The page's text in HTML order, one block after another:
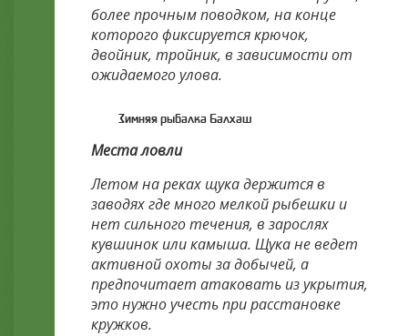
более прочным поводком, на конце
которого фиксируется крючок,
двойник, тройник, в зависимости от
ожидаемого улова.
Зимняя рыбалка Балхаш
Места ловли
Летом на реках щука держится в
заводях где много мелкой рыбешки и
нет сильного течения, в зарослях
кувшинок или камыша. Щука не ведет
активной охоты за добычей, а
предпочитает атаковать из укрытия,
это нужно учесть при расстановке
кружков.